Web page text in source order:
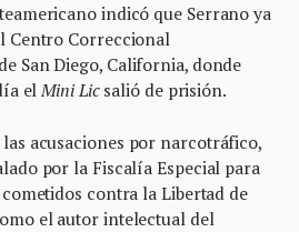
indicó que Serrano ya
Centro Correccional
San Diego, California, donde
elMini Lic salió de prisión.
las acusaciones por narcotráfico,
por la Fiscalía Especial para
contra la Libertad de
el autor intelectual del